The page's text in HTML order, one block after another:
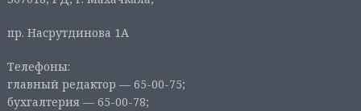
пр. Насрутдинова 1А
Телефоны:
главный редактор — 65-00-75;
бухгалтерия — 65-00-78;